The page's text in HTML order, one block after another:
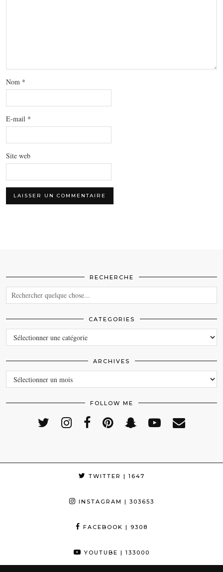
Nom *
E-mail *
Site web
RECHERCHE
CATEGORIES
CATEGORIES
ARCHIVES
ARCHIVES
FOLLOW ME
TWITTER | 1647
INSTAGRAM | 303653
FACEBOOK | 9308
YOUTUBE | 133000